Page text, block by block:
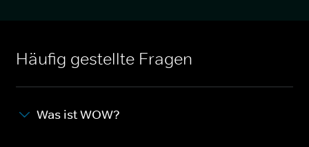
Häufig gestellte Fragen
Was ist WOW?